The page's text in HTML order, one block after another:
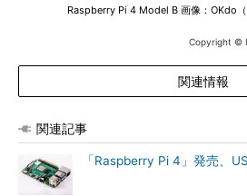
Raspberry Pi 4 Model B 画像：OKdo（
Copyright ©
関連情報
関連記事
「Raspberry Pi 4」発売、